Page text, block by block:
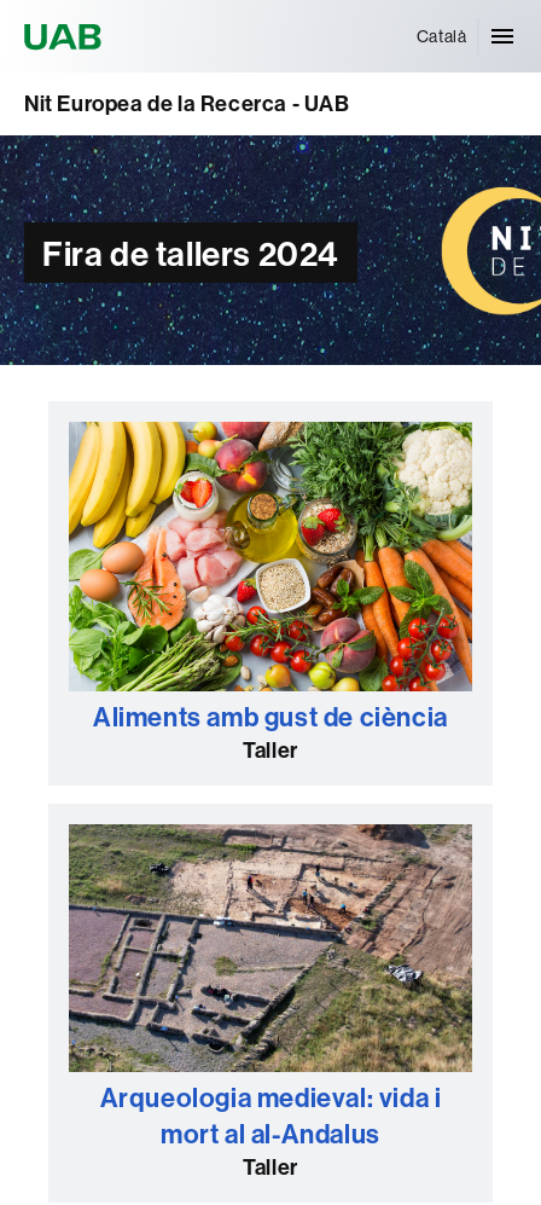
Català
Nit Europea de la Recerca - UAB
Fira de tallers 2024
Aliments amb gust de ciència
Taller
Arqueologia medieval: vida i
mort al al-Andalus
Taller